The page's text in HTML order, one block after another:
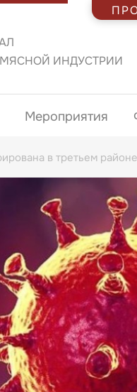
ИНДУСТРИИ
Мероприятия
в третьем